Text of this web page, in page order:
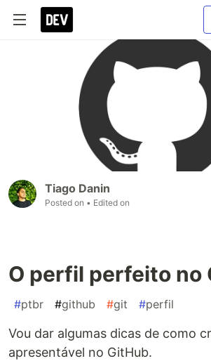
Tiago Danin
Posted on • Edited on
O perfil perfeito no
#ptbr #github #git #perfil
Vou dar algumas dicas de como
apresentável no GitHub.